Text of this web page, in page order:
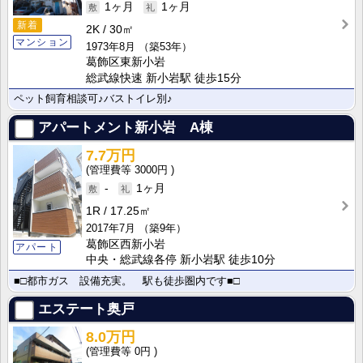
新着
マンション
1ヶ月
1ヶ月
2K
30㎡
1973年8月
（築53年）
葛飾区東新小岩
総武線快速 新小岩駅 徒歩15分
ペット飼育相談可♪バストイレ別♪
アパートメント新小岩 A棟
アパート
7.7万円
3000円
-
1ヶ月
1R
17.25㎡
2017年7月
（築9年）
葛飾区西新小岩
中央・総武線各停 新小岩駅 徒歩10分
■□都市ガス 設備充実。 駅も徒歩圏内です■□
エステート奥戸
8.0万円
0円